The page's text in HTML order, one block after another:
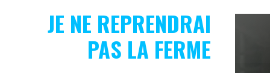
JE NE REPRENDRAI
PAS LA FERME